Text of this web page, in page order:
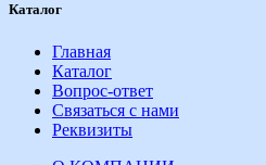
Каталог
Главная
Каталог
Вопрос-ответ
Связаться с нами
Реквизиты